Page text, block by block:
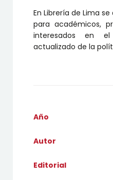
En Librería de Lima
para académicos,
interesados en
actualizado de la
Año
Autor
Editorial